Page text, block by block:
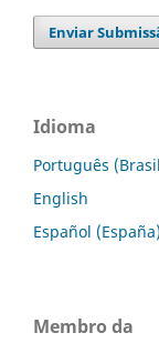
Enviar
Idioma
Português
English
Español (España)
Membro da